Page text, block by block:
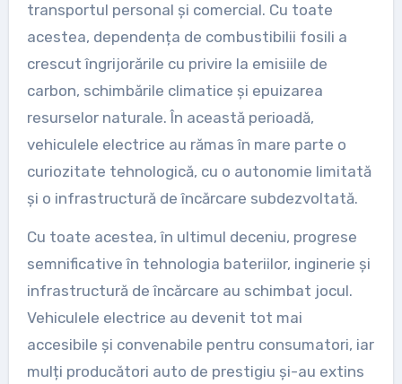
transportul personal și comercial. Cu toate
acestea, dependența de combustibilii fosili a
crescut îngrijorările cu privire la emisiile de
carbon, schimbările climatice și epuizarea
resurselor naturale. În această perioadă,
vehiculele electrice au rămas în mare parte o
curiozitate tehnologică, cu o autonomie limitată
și o infrastructură de încărcare subdezvoltată.
Cu toate acestea, în ultimul deceniu, progrese
semnificative în tehnologia bateriilor, inginerie și
infrastructură de încărcare au schimbat jocul.
Vehiculele electrice au devenit tot mai
accesibile și convenabile pentru consumatori, iar
mulți producători auto de prestigiu și-au extins